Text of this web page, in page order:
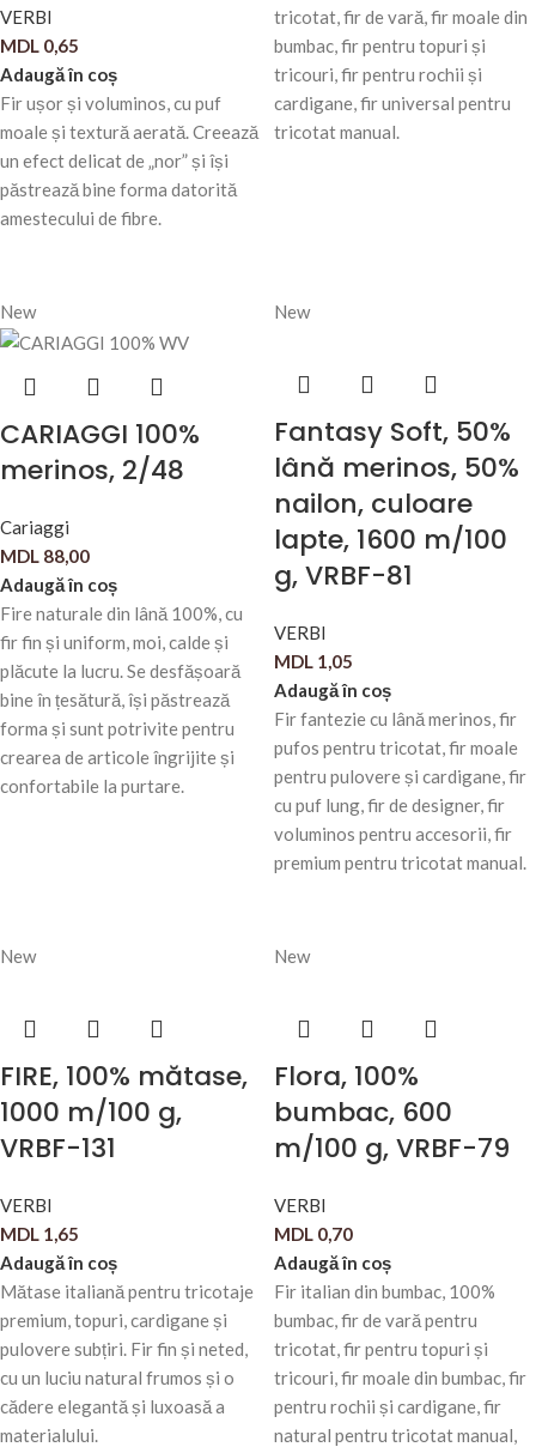
VERBI
MDL 0,65
Adaugă în coș
Fir ușor și voluminos, cu puf
moale și textură aerată. Creează
un efect delicat de „nor” și își
păstrează bine forma datorită
amestecului de fibre.
tricotat, fir de vară, fir moale din
bumbac, fir pentru topuri și
tricouri, fir pentru rochii și
cardigane, fir universal pentru
tricotat manual.
New
CARIAGGI 100%
merinos, 2/48
Cariaggi
MDL 88,00
Adaugă în coș
Fire naturale din lână 100%, cu
fir fin și uniform, moi, calde și
plăcute la lucru. Se desfășoară
bine în țesătură, își păstrează
forma și sunt potrivite pentru
crearea de articole îngrijite și
confortabile la purtare.
New
Fantasy Soft, 50%
lână merinos, 50%
nailon, culoare
lapte, 1600 m/100
g, VRBF-81
VERBI
MDL 1,05
Adaugă în coș
Fir fantezie cu lână merinos, fir
pufos pentru tricotat, fir moale
pentru pulovere și cardigane, fir
cu puf lung, fir de designer, fir
voluminos pentru accesorii, fir
premium pentru tricotat manual.
New
FIRE, 100% mătase,
1000 m/100 g,
VRBF-131
VERBI
MDL 1,65
Adaugă în coș
Mătase italiană pentru tricotaje
premium, topuri, cardigane și
pulovere subțiri. Fir fin și neted,
cu un luciu natural frumos și o
cădere elegantă și luxoasă a
materialului.
New
Flora, 100%
bumbac, 600
m/100 g, VRBF-79
VERBI
MDL 0,70
Adaugă în coș
Fir italian din bumbac, 100%
bumbac, fir de vară pentru
tricotat, fir pentru topuri și
tricouri, fir moale din bumbac, fir
pentru rochii și cardigane, fir
natural pentru tricotat manual,